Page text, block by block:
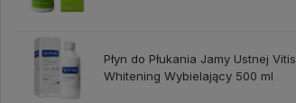
Płyn do Płukania Jamy Ustnej Vitis
Whitening Wybielający 500 ml